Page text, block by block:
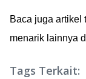
Baca juga artikel
menarik lainnya
Tags Terkait: